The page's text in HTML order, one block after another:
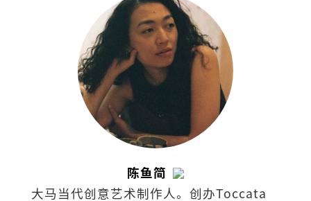
陈鱼简
大马当代创意艺术制作人。创办Toccata